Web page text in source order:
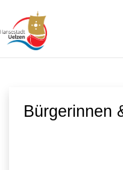
Zum Hauptinhalt springen
Bürgerinnen